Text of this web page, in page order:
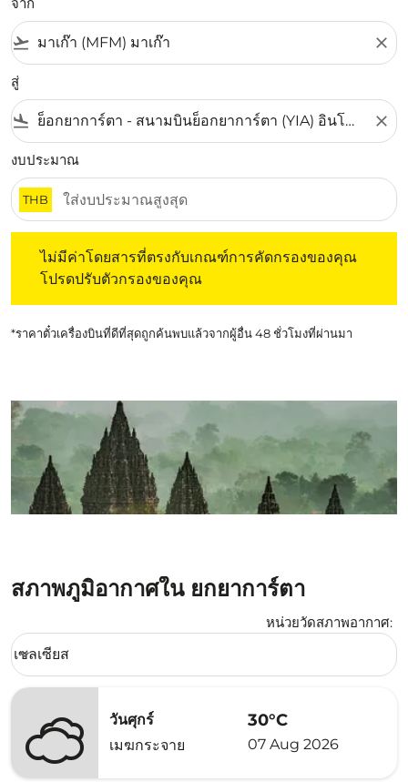
flight_takeoff close
สู่
flight_land close
งบประมาณ
THB
ไม่มีค่าโดยสารที่ตรงกับเกณฑ์การคัดกรองของคุณ
โปรดปรับตัวกรองของคุณ
*ราคาตั๋วเครื่องบินที่ดีที่สุดถูกค้นพบแล้วจากผู้อื่น 48 ชั่วโมงที่ผ่านมา
สภาพภูมิอากาศใน ยกยาการ์ตา
หน่วยวัดสภาพอากาศ:
Weather unit option เซลเซียส Selected
เซลเซียส
keyboard_arrow_down
วันศุกร์
เมฆกระจาย
30°C
07 Aug 2026